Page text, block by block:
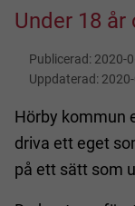
Under 18
Publicerad: 2020-
Uppdaterad:
Hörby kommun
driva ett eget
på ett sätt som